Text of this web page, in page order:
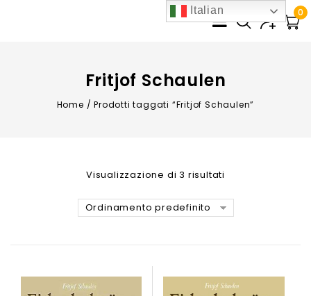
0
Fritjof Schaulen
Home /Prodotti taggati “Fritjof Schaulen”
Visualizzazione di 3 risultati
Ordinamento predefinito
Italian